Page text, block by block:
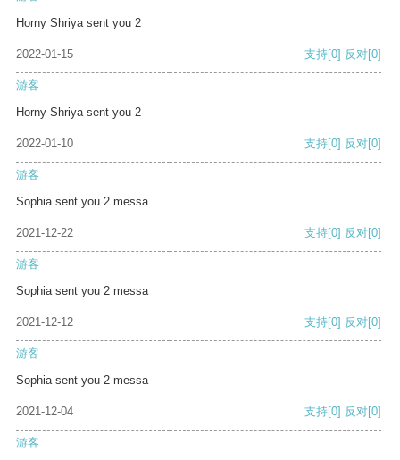
Horny Shriya sent you 2
2022-01-15 支持[0] 反对[0]
游客
Horny Shriya sent you 2
2022-01-10 支持[0] 反对[0]
游客
Sophia sent you 2 messa
2021-12-22 支持[0] 反对[0]
游客
Sophia sent you 2 messa
2021-12-12 支持[0] 反对[0]
游客
Sophia sent you 2 messa
2021-12-04 支持[0] 反对[0]
游客